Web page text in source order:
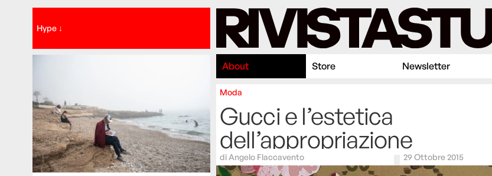
Hype ↓
About Store Newsletter
Moda
Gucci e l’estetica
dell’appropriazione
diAngelo Flaccavento 29 Ottobre 2015